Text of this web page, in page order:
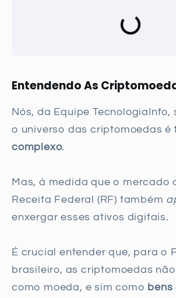
Entendendo As
Nós, da Equipe TecnologiaInfo,
o universo das criptomoedas é
complexo.
Mas, à medida que o mercado
Receita Federal (RF) também
enxergar esses ativos digitais.
É crucial entender que, para o
brasileiro, as criptomoedas
como moeda, e sim como bens